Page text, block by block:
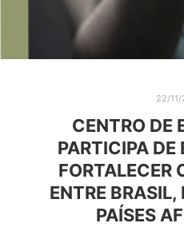
22/11/
CENTRO DE
PARTICIPA DE
FORTALECER
ENTRE BRASIL,
PAÍSES